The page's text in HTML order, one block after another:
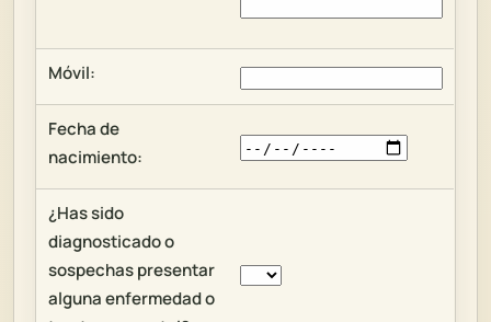
Móvil:
Fecha de
nacimiento:
¿Has sido
diagnosticado o
sospechas presentar
alguna enfermedad o